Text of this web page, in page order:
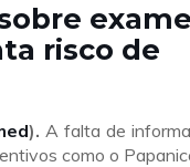
risco de
).A falta de
como o